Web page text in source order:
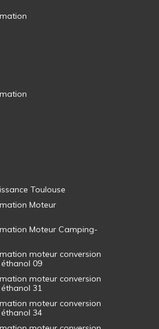
Toulouse
Moteur
Moteur Camping-
moteur conversion
09
moteur conversion
31
moteur conversion
34